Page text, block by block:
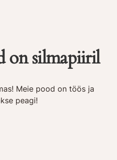
on silmapiiril
Meie pood on töös ja
peagi!